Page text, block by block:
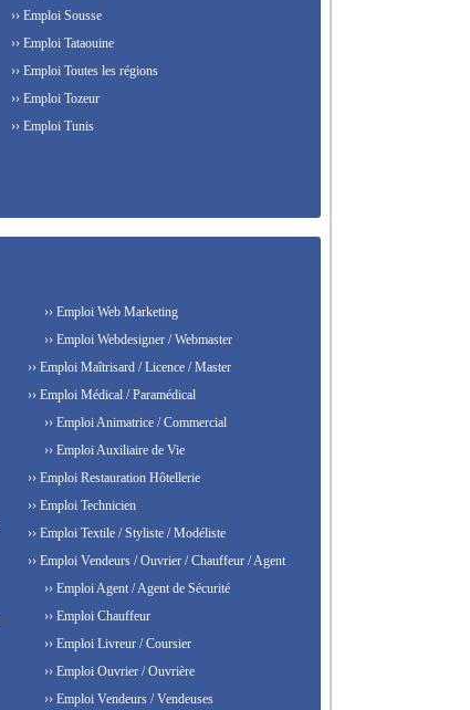
›› Emploi Sousse
›› Emploi Tataouine
›› Emploi Toutes les régions
›› Emploi Tozeur
›› Emploi Tunis
›› Emploi Web Marketing
›› Emploi Webdesigner / Webmaster
›› Emploi Maîtrisard / Licence / Master
›› Emploi Médical / Paramédical
›› Emploi Animatrice / Commercial
›› Emploi Auxiliaire de Vie
›› Emploi Restauration Hôtellerie
›› Emploi Technicien
›› Emploi Textile / Styliste / Modéliste
›› Emploi Vendeurs / Ouvrier / Chauffeur / Agent
›› Emploi Agent / Agent de Sécurité
›› Emploi Chauffeur
›› Emploi Livreur / Coursier
›› Emploi Ouvrier / Ouvrière
›› Emploi Vendeurs / Vendeuses